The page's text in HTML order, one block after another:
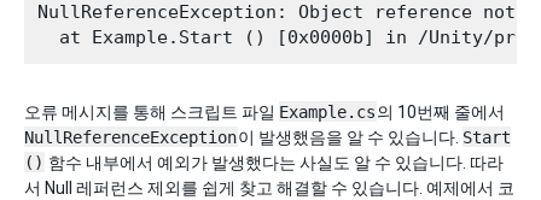
NullReferenceException: Object reference
오류 메시지를 통해 스크립트 파일 Example.cs의 10번째 줄에서
NullReferenceException이 발생했음을 알 수 있습니다. Start
() 함수 내부에서 예외가 발생했다는 사실도 알 수 있습니다. 따라
서 Null 레퍼런스 제외를 쉽게 찾고 해결할 수 있습니다. 예제에서 코